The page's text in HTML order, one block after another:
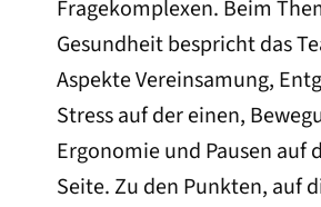
Fragekomplexen. Beim
Gesundheit bespricht das
Aspekte Vereinsamung,
Stress auf der einen,
Ergonomie und Pausen auf
Seite. Zu den Punkten, auf